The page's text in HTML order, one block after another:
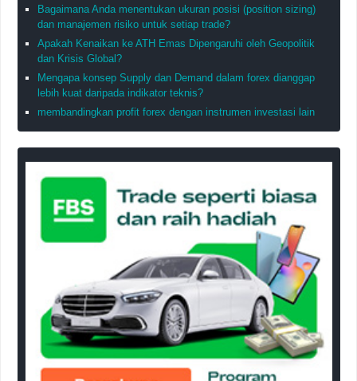
Bagaimana Anda menentukan ukuran posisi (position sizing)
dan manajemen risiko untuk setiap trade?
Apakah Kenaikan ke ATH Emas Dipengaruhi oleh Geopolitik
dan Krisis Global?
Mengapa konsep Supply dan Demand dalam forex dianggap
lebih kuat daripada indikator teknis?
membandingkan profit forex dengan instrumen investasi lain